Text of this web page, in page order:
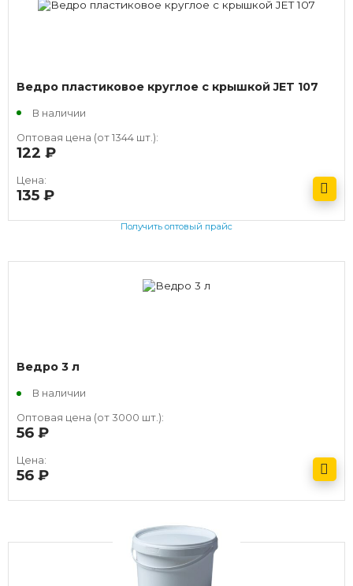
Ведро пластиковое круглое с крышкой JET 107
В наличии
Оптовая цена (от 1344 шт.):
122
Цена:
135
Получить оптовый прайс
Ведро 3 л
В наличии
Оптовая цена (от 3000 шт.):
56
Цена:
56